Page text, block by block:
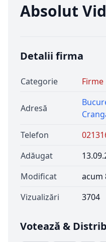
Absolut
Detalii firma
Categorie Firme
Adresă
Telefon
Adăugat
Modificat
acum
Vizualizări
3704
Votează &